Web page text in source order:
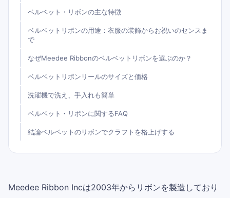
ベルベット・リボンの主な特徴
ベルベットリボンの用途：衣服の装飾からお祝いのセンスま
で
なぜMeedee Ribbonのベルベットリボンを選ぶのか？
ベルベットリボンリールのサイズと価格
洗濯機で洗え、手入れも簡単
ベルベット・リボンに関するFAQ
結論ベルベットのリボンでクラフトを格上げする
Meedee Ribbon Incは2003年からリボンを製造しており